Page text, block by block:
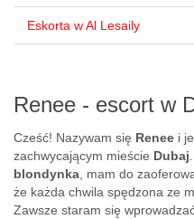
Renee - escort w
Cześć! Nazywam się Renee i
zachwycającym mieście Dubaj
blondynka , mam do
że każda chwila spędzona ze
Zawsze staram się
Eskorta w Al Lesaily